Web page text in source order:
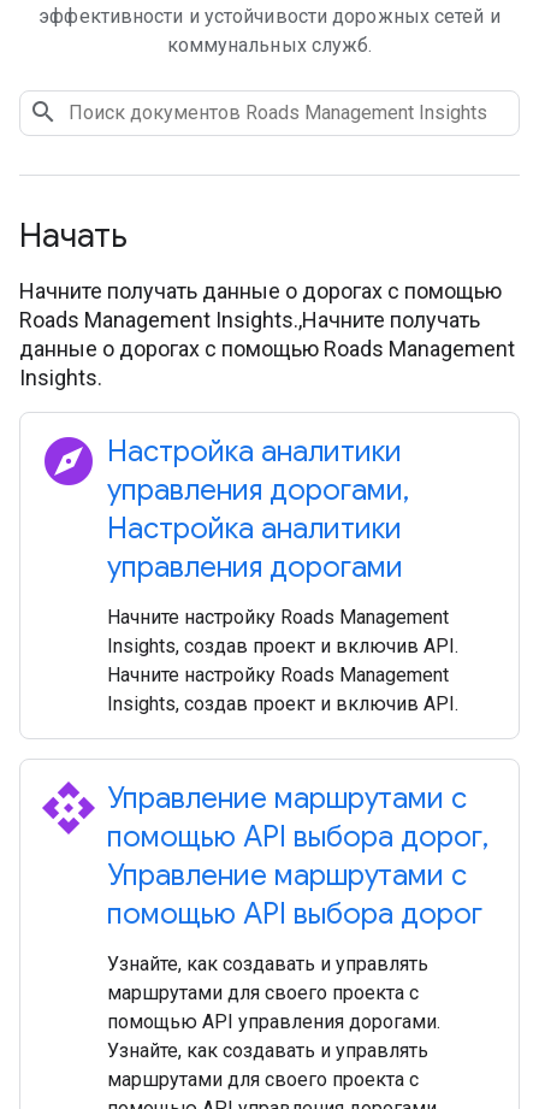
эффективности и устойчивости дорожных сетей и
коммунальных служб.
Начать
Начните получать данные о дорогах с помощью
Roads Management Insights.,Начните получать
данные о дорогах с помощью Roads Management
Insights.
explore Настройка аналитики
управления дорогами,
Настройка аналитики
управления дорогами
Начните настройку Roads Management
Insights, создав проект и включив API.
Начните настройку Roads Management
Insights, создав проект и включив API.
api Управление маршрутами с
помощью API выбора дорог,
Управление маршрутами с
помощью API выбора дорог
Узнайте, как создавать и управлять
маршрутами для своего проекта с
помощью API управления дорогами.
Узнайте, как создавать и управлять
маршрутами для своего проекта с